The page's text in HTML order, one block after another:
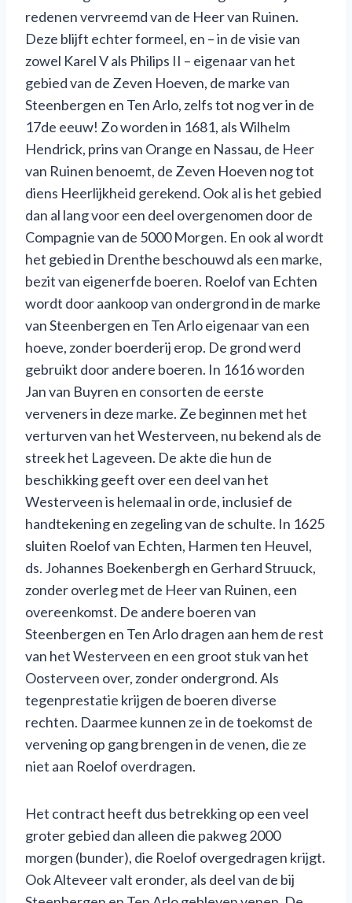
redenen vervreemd van de Heer van Ruinen.
Deze blijft echter formeel, en – in de visie van
zowel Karel V als Philips II – eigenaar van het
gebied van de Zeven Hoeven, de marke van
Steenbergen en Ten Arlo, zelfs tot nog ver in de
17de eeuw! Zo worden in 1681, als Wilhelm
Hendrick, prins van Orange en Nassau, de Heer
van Ruinen benoemt, de Zeven Hoeven nog tot
diens Heerlijkheid gerekend. Ook al is het gebied
dan al lang voor een deel overgenomen door de
Compagnie van de 5000 Morgen. En ook al wordt
het gebied in Drenthe beschouwd als een marke,
bezit van eigenerfde boeren. Roelof van Echten
wordt door aankoop van ondergrond in de marke
van Steenbergen en Ten Arlo eigenaar van een
hoeve, zonder boerderij erop. De grond werd
gebruikt door andere boeren. In 1616 worden
Jan van Buyren en consorten de eerste
verveners in deze marke. Ze beginnen met het
verturven van het Westerveen, nu bekend als de
streek het Lageveen. De akte die hun de
beschikking geeft over een deel van het
Westerveen is helemaal in orde, inclusief de
handtekening en zegeling van de schulte. In 1625
sluiten Roelof van Echten, Harmen ten Heuvel,
ds. Johannes Boekenbergh en Gerhard Struuck,
zonder overleg met de Heer van Ruinen, een
overeenkomst. De andere boeren van
Steenbergen en Ten Arlo dragen aan hem de rest
van het Westerveen en een groot stuk van het
Oosterveen over, zonder ondergrond. Als
tegenprestatie krijgen de boeren diverse
rechten. Daarmee kunnen ze in de toekomst de
vervening op gang brengen in de venen, die ze
niet aan Roelof overdragen.
Het contract heeft dus betrekking op een veel
groter gebied dan alleen die pakweg 2000
morgen (bunder), die Roelof overgedragen krijgt.
Ook Alteveer valt eronder, als deel van de bij